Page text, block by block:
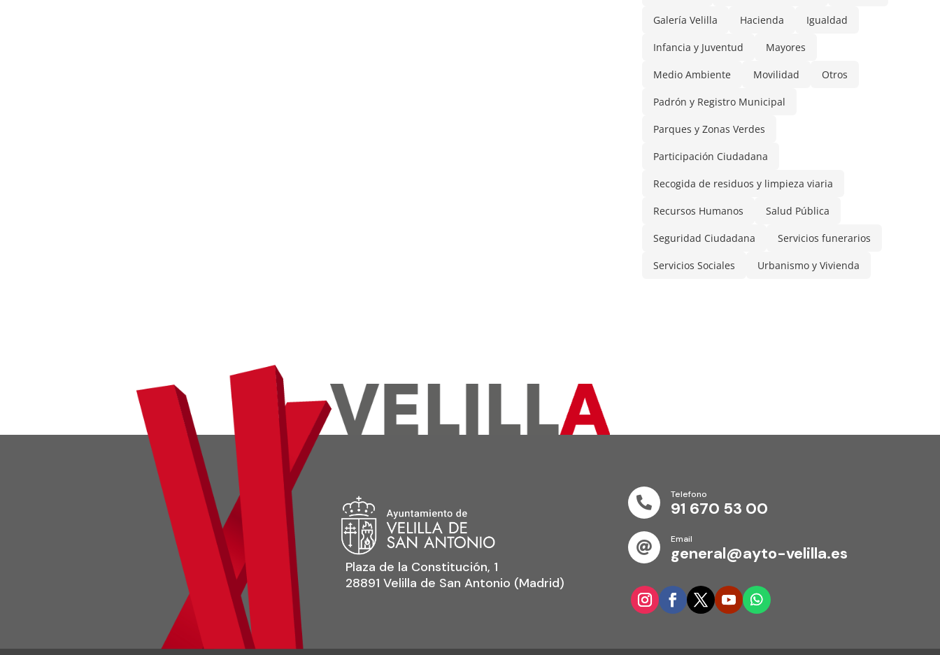
Galería Velilla Hacienda Igualdad
Infancia y Juventud Mayores
Medio Ambiente Movilidad Otros
Padrón y Registro Municipal
Parques y Zonas Verdes
Participación Ciudadana
Recogida de residuos y limpieza viaria
Recursos Humanos Salud Pública
Seguridad Ciudadana Servicios funerarios
Servicios Sociales Urbanismo y Vivienda
Plaza de la Constitución, 1
28891 Velilla de San Antonio (Madrid)

Telefono
91 670 53 00

Email
general@ayto-velilla.es